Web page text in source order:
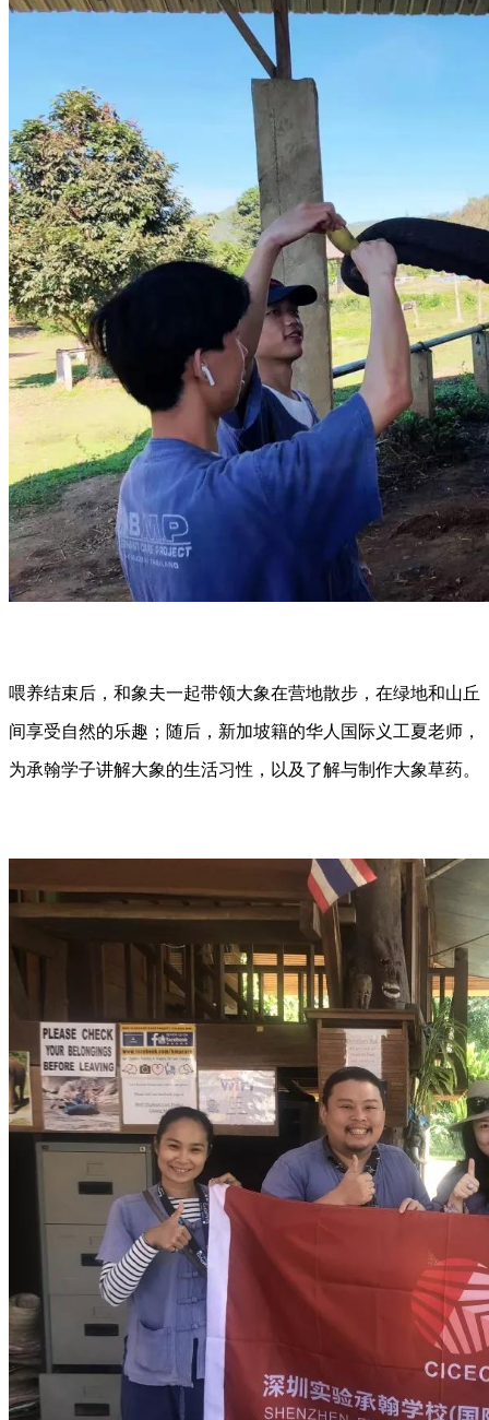
喂养结束后，和象夫一起带领大象在营地散步，在绿地和山丘
间享受自然的乐趣；随后， 新加坡籍的华人国际义工夏老师，
为承翰学子讲解大象的生活习性，以及了解与制作大象草药。